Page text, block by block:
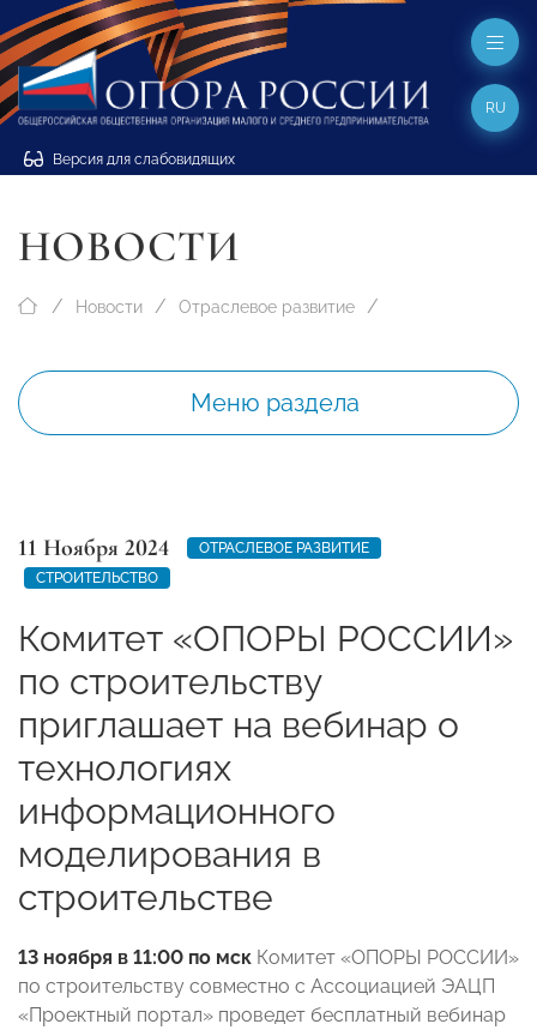
Версия для слабовидящих
RU
НОВОСТИ
Новости Отраслевое развитие
Меню раздела
11 Ноября 2024
ОТРАСЛЕВОЕ РАЗВИТИЕ
СТРОИТЕЛЬСТВО
Комитет «ОПОРЫ РОССИИ»
по строительству
приглашает на вебинар о
технологиях
информационного
моделирования в
строительстве
13 ноября в 11:00 по мск Комитет «ОПОРЫ РОССИИ»
по строительству совместно с Ассоциацией ЭАЦП
«Проектный портал» проведет бесплатный вебинар